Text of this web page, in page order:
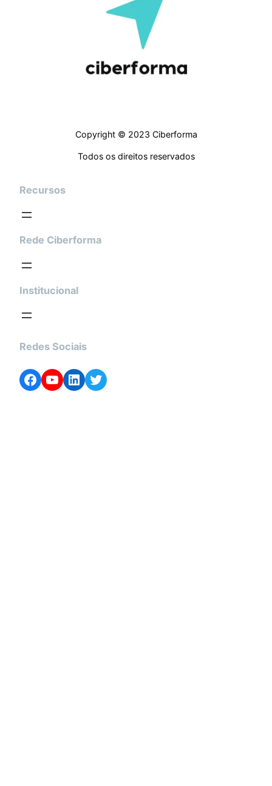
Copyright © 2023 Ciberforma
Todos os direitos reservados
Recursos
Rede Ciberforma
Institucional
Redes Sociais
Facebook YouTube LinkedIn Twitter